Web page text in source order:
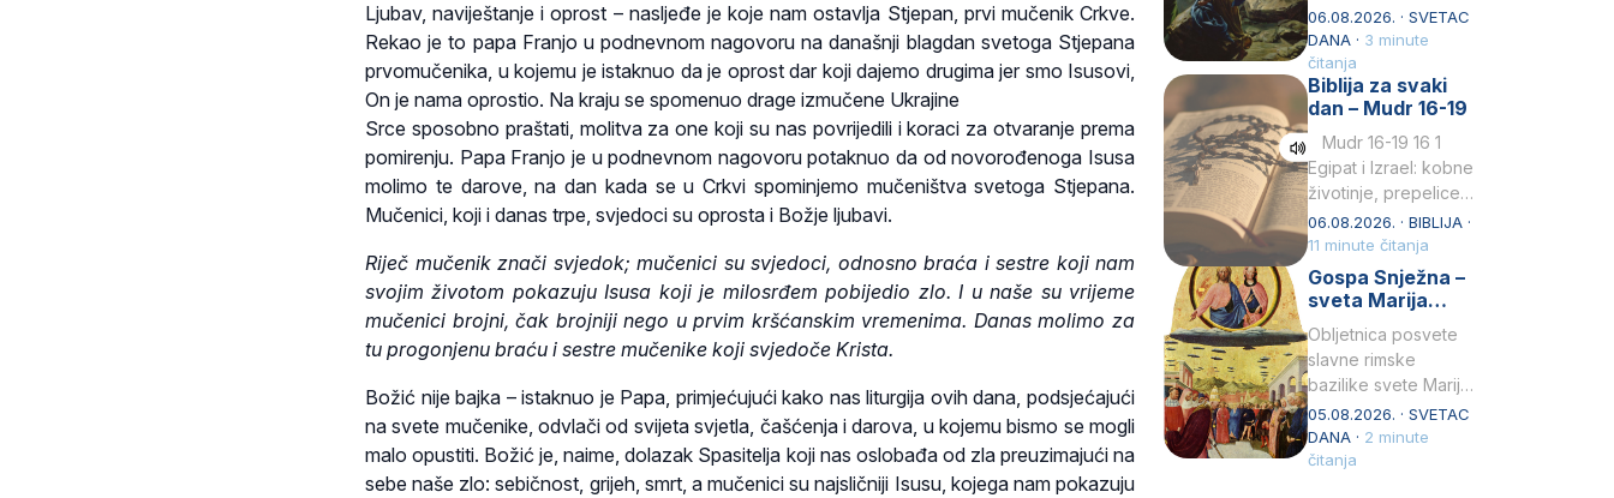
Ljubav, naviještanje i oprost – nasljeđe je koje nam ostavlja Stjepan, prvi mučenik Crkve.
Rekao je to papa Franjo u podnevnom nagovoru na današnji blagdan svetoga Stjepana
prvomučenika, u kojemu je istaknuo da je oprost dar koji dajemo drugima jer smo Isusovi,
On je nama oprostio. Na kraju se spomenuo drage izmučene Ukrajine
Srce sposobno praštati, molitva za one koji su nas povrijedili i koraci za otvaranje prema
pomirenju. Papa Franjo je u podnevnom nagovoru potaknuo da od novorođenoga Isusa
molimo te darove, na dan kada se u Crkvi spominjemo mučeništva svetoga Stjepana.
Mučenici, koji i danas trpe, svjedoci su oprosta i Božje ljubavi.
Riječ mučenik znači svjedok; mučenici su svjedoci, odnosno braća i sestre koji nam
svojim životom pokazuju Isusa koji je milosrđem pobijedio zlo. I u naše su vrijeme
mučenici brojni, čak brojniji nego u prvim kršćanskim vremenima. Danas molimo za
tu progonjenu braću i sestre mučenike koji svjedoče Krista.
Božić nije bajka – istaknuo je Papa, primjećujući kako nas liturgija ovih dana, podsjećajući
na svete mučenike, odvlači od svijeta svjetla, čašćenja i darova, u kojemu bismo se mogli
malo opustiti. Božić je, naime, dolazak Spasitelja koji nas oslobađa od zla preuzimajući na
sebe naše zlo: sebičnost, grijeh, smrt, a mučenici su najsličniji Isusu, kojega nam pokazuju
kojem nas izvješćuju
evanđelisti Matej,
Marko i Luka te sveti
Petar u svojoj
drugoj…
06.08.2026. · SVETAC
DANA · 3 minute
čitanja
Biblija za svaki
dan – Mudr 16-19
Mudr 16-19 16 1
Egipat i Izrael: kobne
životinje, prepelice
Zato bijahu
primjereno kažnjeni
sličnim životinjamai
mučeni mnoštvom
06.08.2026. · BIBLIJA ·
11 minute čitanja
Gospa Snježna –
sveta Marija
Velika, zaštitnica
rimske bazilike
Obljetnica posvete
slavne rimske
bazilike svete Marije
Velike (Santa Maria
Maggiore) u narodu
se slavi kao Gospa
05.08.2026. · SVETAC
DANA · 2 minute
čitanja